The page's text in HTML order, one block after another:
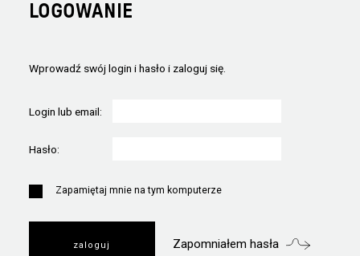
LOGOWANIE
Wprowadź swój login i hasło i zaloguj się.
Login lub email:
Hasło:
Zapamiętaj mnie na tym komputerze
Zapomniałem hasła